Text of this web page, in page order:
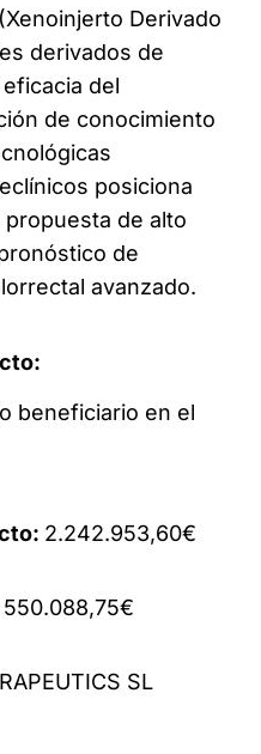
Derivado
derivados de
del
de conocimiento
posiciona
de alto
de
avanzado.
beneficiario en el
2.242.953,60€
550.088,75€
SL